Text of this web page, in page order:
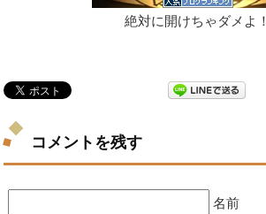
絶対に開けちゃダメよ！
コメントを残す
名前